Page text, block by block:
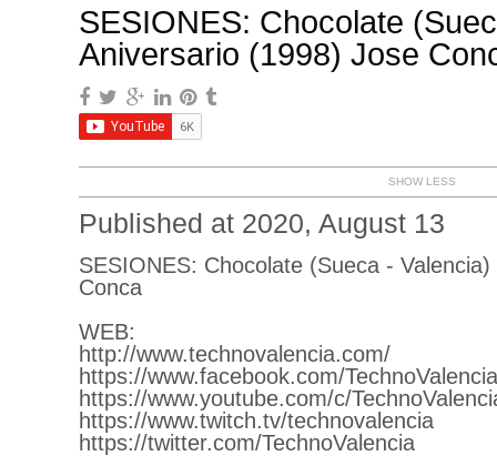
SESIONES: Chocolate
Aniversario (1998) Jose
SHOW LESS
Published at 2020, August 13
SESIONES: Chocolate (Sueca -
Conca
WEB:
http://www.technovalencia.com/
https://www.facebook.com/
https://www.youtube.com/c/
https://www.twitch.tv/technovalencia
https://twitter.com/TechnoValencia